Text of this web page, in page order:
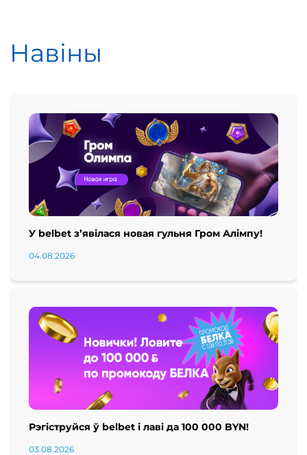
Навіны
У belbet з’явілася новая гульня Гром Алімпу!
04.08.2026
Рэгіструйся ў belbet і лаві да 100 000 BYN!
03.08.2026